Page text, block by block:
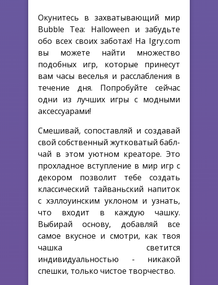
Окунитесь в захватывающий мир
Bubble Tea: Halloween и забудьте
обо всех своих заботах! На Igry.com
вы можете найти множество
подобных игр, которые принесут
вам часы веселья и расслабления в
течение дня. Попробуйте сейчас
одни из лучших игры с модными
аксессуарами!
Смешивай, сопоставляй и создавай
свой собственный жутковатый бабл-
чай в этом уютном креаторе. Это
прохладное вступление в мир игр с
декором позволит тебе создать
классический тайваньский напиток
с хэллоуинским уклоном и узнать,
что входит в каждую чашку.
Выбирай основу, добавляй все
самое вкусное и смотри, как твоя
чашка светится
индивидуальностью - никакой
спешки, только чистое творчество.